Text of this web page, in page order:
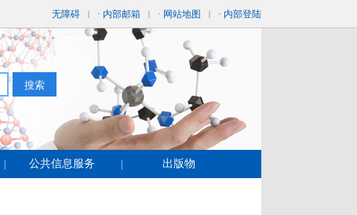
· 内部登陆
|
· 网站地图
|
· 内部邮箱
|
无障碍
公共信息服务 出版物